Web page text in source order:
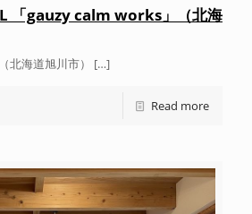
「gauzy calm works」（北海
北海道旭川市） […]
Read more